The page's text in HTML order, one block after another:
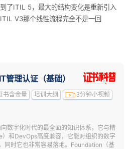
了ITIL 5，最大的结构变化是重新引入
V3那个线性流程完全不是一回
管理认证（基础）
书含金量 培训大纲 3分钟小视频
数字化时代的最全面的知识体系，它与精
和DevOps高度兼容，它能对组织的数字
同时它也非常容易落地。Foundation（基